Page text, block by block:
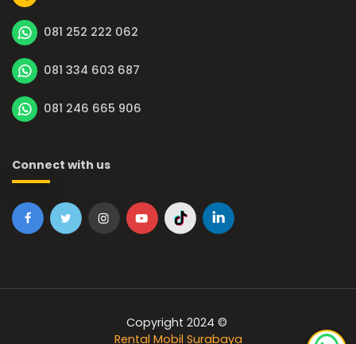
081 252 222 062
081 334 603 687
081 246 665 906
Connect with us
Copyright 2024 ©
Rental Mobil Surabaya